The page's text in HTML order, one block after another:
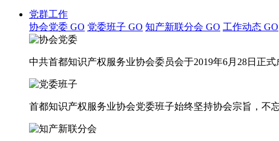
党群工作
协会党委 GO 党委班子 GO 知产新联分会 GO 工作动态 GO
中共首都知识产权服务业协会委员会于2019年6月28日正式
首都知识产权服务业协会党委班子始终坚持协会宗旨，不